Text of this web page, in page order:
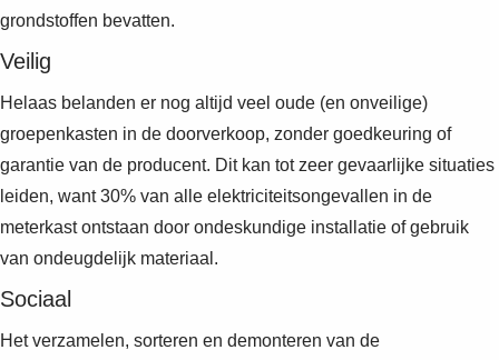
grondstoffen bevatten.
Veilig
Helaas belanden er nog altijd veel oude (en onveilige)
groepenkasten in de doorverkoop, zonder goedkeuring of
garantie van de producent. Dit kan tot zeer gevaarlijke situaties
leiden, want 30% van alle elektriciteitsongevallen in de
meterkast ontstaan door ondeskundige installatie of gebruik
van ondeugdelijk materiaal.
Sociaal
Het verzamelen, sorteren en demonteren van de